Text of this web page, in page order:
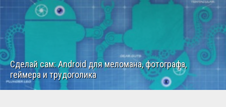
Сделай сам: Android для меломана, фотографа,
геймера и трудоголика